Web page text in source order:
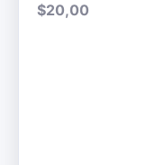
$20,00